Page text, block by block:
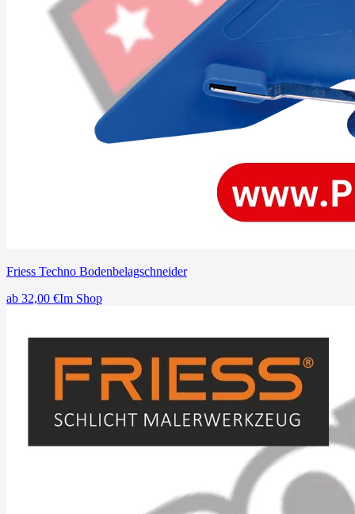
Friess Techno Bodenbelagschneider
ab 32,00 €Im Shop